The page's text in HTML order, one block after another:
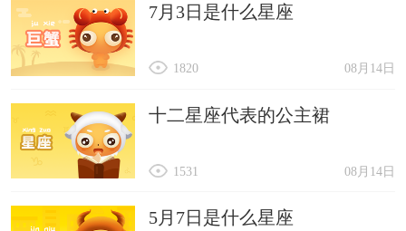
7月3日是什么星座
08月14日
1820
十二星座代表的公主裙
08月14日
1531
5月7日是什么星座